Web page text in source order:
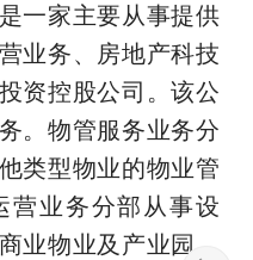
一家主要从事提供
业务、房地产科技
资控股公司。该公
。物管服务业务分
类型物业的物业管
营业务分部从事设
业物业及产业园、